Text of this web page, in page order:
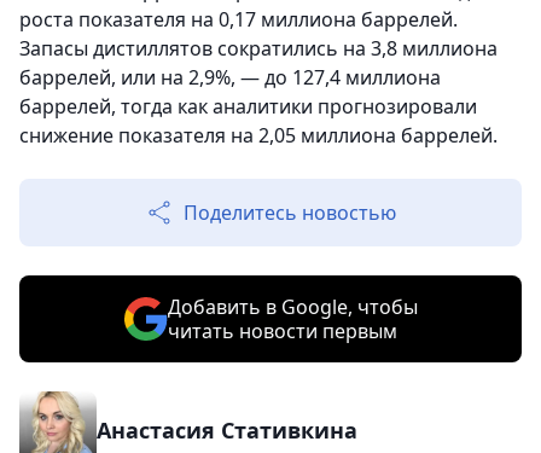
роста показателя на 0,17 миллиона баррелей.
Запасы дистиллятов сократились на 3,8 миллиона
баррелей, или на 2,9%, — до 127,4 миллиона
баррелей, тогда как аналитики прогнозировали
снижение показателя на 2,05 миллиона баррелей.
Поделитесь новостью
Добавить в Google, чтобы
читать новости первым
Анастасия Стативкина